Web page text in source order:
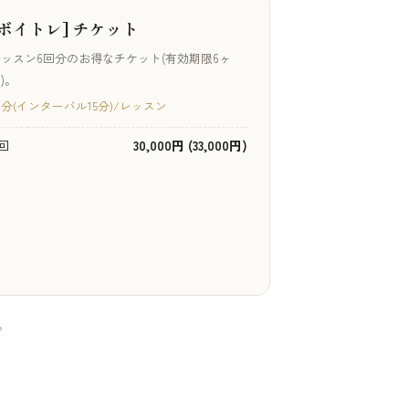
イトレ] チケット
スン6回分のお得なチケット(有効期限6ヶ
(インターバル15分)/レッスン
30,000円 (33,000円)